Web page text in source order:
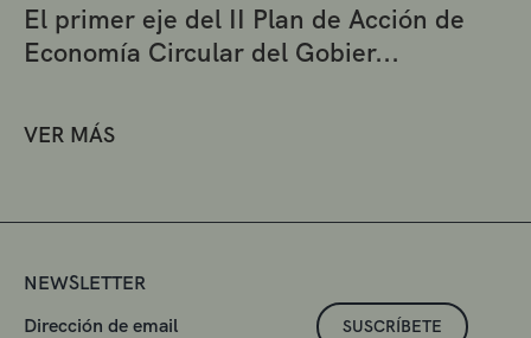
El primer eje del II Plan de Acción de
Economía Circular del Gobier...
VER MÁS
NEWSLETTER
SUSCRÍBETE